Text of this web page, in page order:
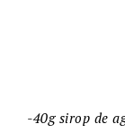
-40g sirop de